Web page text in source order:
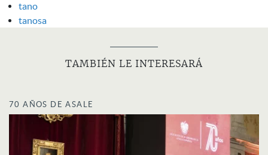
tano
tanosa
TAMBIÉN LE INTERESARÁ
70 AÑOS DE ASALE